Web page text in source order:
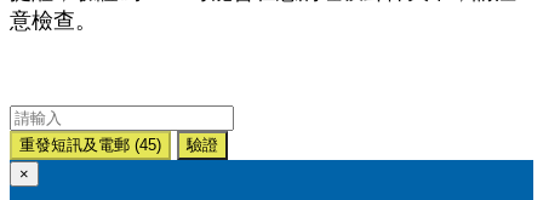
意檢查。
重發短訊及電郵 (45)
驗證
×